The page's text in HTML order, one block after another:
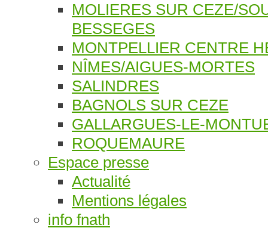
MOLIERES SUR CEZE/
BESSEGES
MONTPELLIER CENTRE
NÎMES/AIGUES-MORTES
SALINDRES
BAGNOLS SUR CEZE
GALLARGUES-LE-
ROQUEMAURE
Espace presse
Actualité
Mentions légales
info fnath